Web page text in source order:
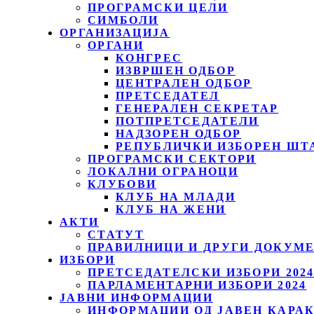
ПРОГРАМСКИ ЦЕЛИ
СИМБОЛИ
ОРГАНИЗАЦИЈА
ОРГАНИ
КОНГРЕС
ИЗВРШЕН ОДБОР
ЦЕНТРАЛЕН ОДБОР
ПРЕТСЕДАТЕЛ
ГЕНЕРАЛЕН СЕКРЕТАР
ПОТПРЕТСЕДАТЕЛИ
НАДЗОРЕН ОДБОР
РЕПУБЛИЧКИ ИЗБОРЕН
ПРОГРАМСКИ СЕКТОРИ
ЛОКАЛНИ ОГРАНОЦИ
КЛУБОВИ
КЛУБ НА МЛАДИ
КЛУБ НА ЖЕНИ
АКТИ
СТАТУТ
ПРАВИЛНИЦИ И ДРУГИ
ИЗБОРИ
ПРЕТСЕДАТЕЛСКИ ИЗБОРИ 2024
ПАРЛАМЕНТАРНИ ИЗБОРИ 2024
ЈАВНИ ИНФОРМАЦИИ
ИНФОРМАЦИИ ОД ЈАВЕН